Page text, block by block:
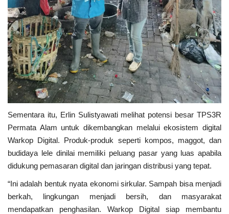
Sementara itu, Erlin Sulistyawati melihat potensi besar TPS3R
Permata Alam untuk dikembangkan melalui ekosistem digital
Warkop Digital. Produk-produk seperti kompos, maggot, dan
budidaya lele dinilai memiliki peluang pasar yang luas apabila
didukung pemasaran digital dan jaringan distribusi yang tepat.
“Ini adalah bentuk nyata ekonomi sirkular. Sampah bisa menjadi
berkah, lingkungan menjadi bersih, dan masyarakat
mendapatkan penghasilan. Warkop Digital siap membantu